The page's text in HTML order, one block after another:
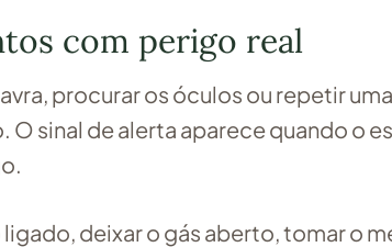
com perigo real
procurar os óculos ou repetir
O sinal de alerta aparece quando o
deixar o gás aberto, tomar o